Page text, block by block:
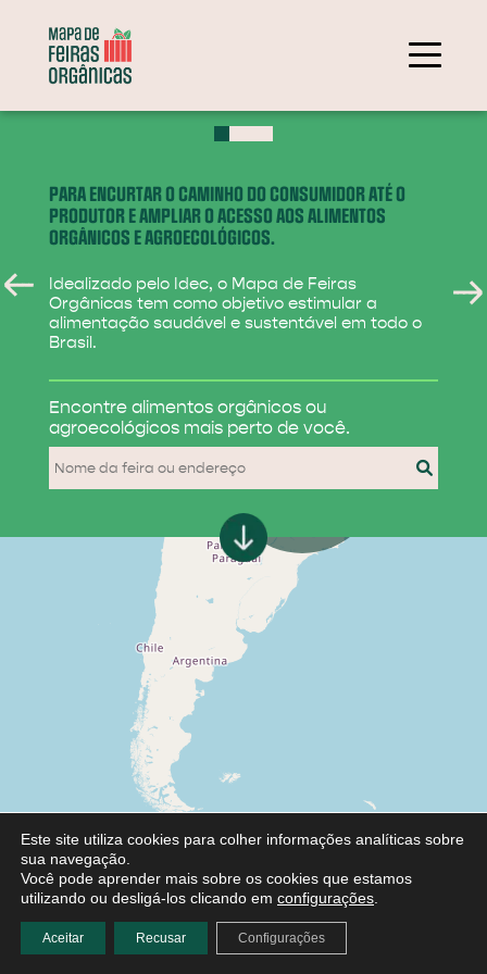
PARA ENCURTAR O CAMINHO DO CONSUMIDOR ATÉ O
PRODUTOR E AMPLIAR O ACESSO AOS ALIMENTOS
ORGÂNICOS E AGROECOLÓGICOS.
Idealizado pelo Idec, o Mapa de Feiras
Orgânicas tem como objetivo estimular a
alimentação saudável e sustentável em todo o
Brasil.
Encontre alimentos orgânicos ou
agroecológicos mais perto de você.
284
31
Este site utiliza cookies para colher informações analíticas sobre
sua navegação.
Você pode aprender mais sobre os cookies que estamos
utilizando ou desligá-los clicando em configurações
Aceitar Recusar Configurações